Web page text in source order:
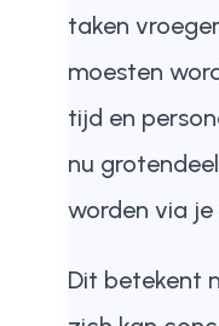
taken
moesten
tijd en
nu
worden via je
Dit betekent